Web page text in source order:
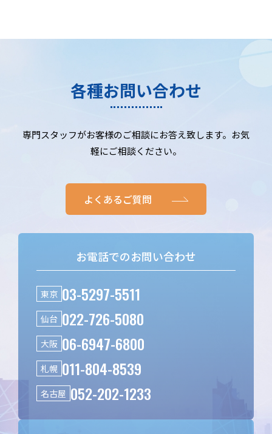
各種お問い合わせ
専門スタッフがお客様のご相談にお答え致します。お気
軽にご相談ください。
よくあるご質問
お電話でのお問い合わせ
東京 03-5297-5511
仙台 022-726-5080
大阪 06-6947-6800
札幌 011-804-8539
名古屋 052-202-1233